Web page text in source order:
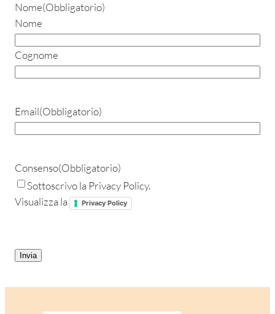
Nome(Obbligatorio)
Nome
Cognome
Email(Obbligatorio)
Consenso(Obbligatorio)
Sottoscrivo la Privacy Policy.
Visualizza la
Privacy Policy